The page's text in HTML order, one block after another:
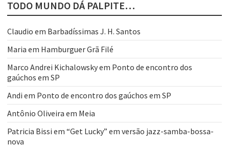
TODO MUNDO DÁ PALPITE…
Claudio em Barbadíssimas J. H. Santos
Maria em Hamburguer Grã Filé
Marco Andrei Kichalowskyem Ponto de encontro dos
gaúchos em SP
Andi em Ponto de encontro dos gaúchos em SP
Antônio Oliveira em Meia
Patricia Bissi em “Get Lucky” em versão jazz-samba-bossa-
nova